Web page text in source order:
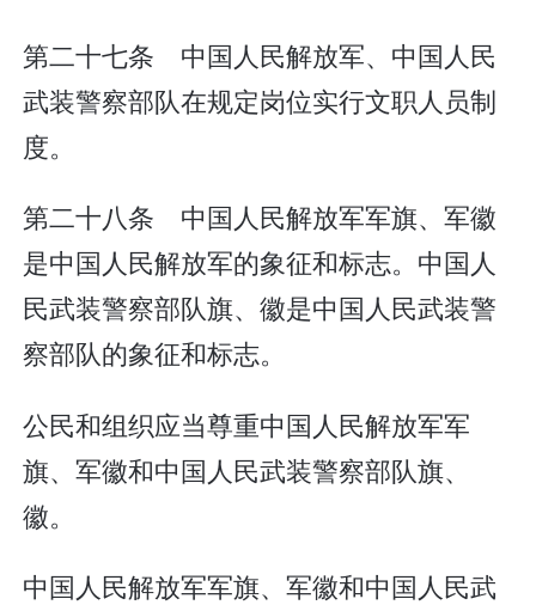
第二十七条 中国人民解放军、中国人民
武装警察部队在规定岗位实行文职人员制
度。
第二十八条 中国人民解放军军旗、军徽
是中国人民解放军的象征和标志。中国人
民武装警察部队旗、徽是中国人民武装警
察部队的象征和标志。
公民和组织应当尊重中国人民解放军军
旗、军徽和中国人民武装警察部队旗、
徽。
中国人民解放军军旗、军徽和中国人民武